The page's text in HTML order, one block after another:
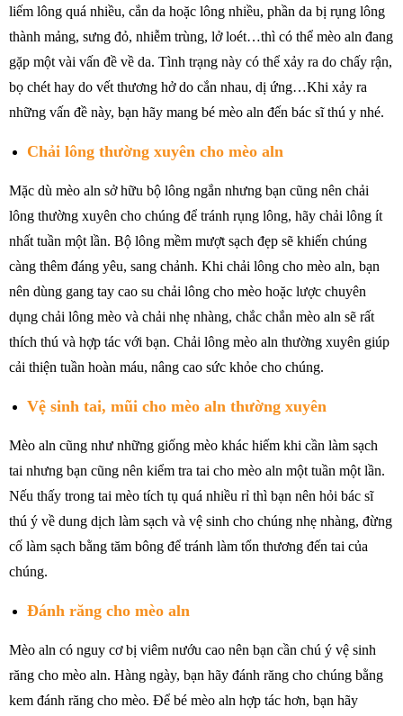
liếm lông quá nhiều, cắn da hoặc lông nhiều, phần da bị rụng lông
thành mảng, sưng đỏ, nhiễm trùng, lở loét…thì có thể mèo aln đang
gặp một vài vấn đề về da. Tình trạng này có thể xảy ra do chấy rận,
bọ chét hay do vết thương hở do cắn nhau, dị ứng…Khi xảy ra
những vấn đề này, bạn hãy mang bé mèo aln đến bác sĩ thú y nhé.
Chải lông thường xuyên cho mèo aln
Mặc dù mèo aln sở hữu bộ lông ngắn nhưng bạn cũng nên chải
lông thường xuyên cho chúng để tránh rụng lông, hãy chải lông ít
nhất tuần một lần. Bộ lông mềm mượt sạch đẹp sẽ khiến chúng
càng thêm đáng yêu, sang chảnh. Khi chải lông cho mèo aln, bạn
nên dùng gang tay cao su chải lông cho mèo hoặc lược chuyên
dụng chải lông mèo và chải nhẹ nhàng, chắc chắn mèo aln sẽ rất
thích thú và hợp tác với bạn. Chải lông mèo aln thường xuyên giúp
cải thiện tuần hoàn máu, nâng cao sức khỏe cho chúng.
Vệ sinh tai, mũi cho mèo aln thường xuyên
Mèo aln cũng như những giống mèo khác hiếm khi cần làm sạch
tai nhưng bạn cũng nên kiểm tra tai cho mèo aln một tuần một lần.
Nếu thấy trong tai mèo tích tụ quá nhiều rỉ thì bạn nên hỏi bác sĩ
thú ý về dung dịch làm sạch và vệ sinh cho chúng nhẹ nhàng, đừng
cố làm sạch bằng tăm bông để tránh làm tổn thương đến tai của
chúng.
Đánh răng cho mèo aln
Mèo aln có nguy cơ bị viêm nướu cao nên bạn cần chú ý vệ sinh
răng cho mèo aln. Hàng ngày, bạn hãy đánh răng cho chúng bằng
kem đánh răng cho mèo. Để bé mèo aln hợp tác hơn, bạn hãy